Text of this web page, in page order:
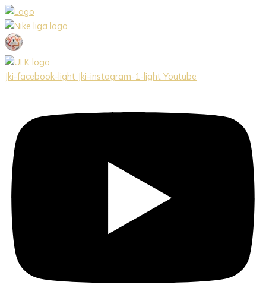
Preskočiť
na
obsah
Jki-facebook-light Jki-instagram-1-light Youtube